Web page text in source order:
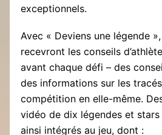
exceptionnels.
Avec « Deviens une légende
recevront les conseils
avant chaque défi – des
des informations sur les
compétition en elle-même.
vidéo de dix légendes et
ainsi intégrés au jeu, dont :